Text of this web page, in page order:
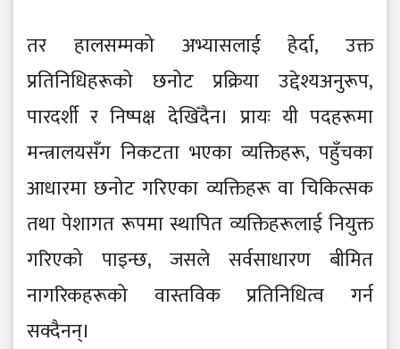
तर हालसम्मको अभ्यासलाई हेर्दा, उक्त
प्रतिनिधिहरूको छनोट प्रक्रिया उद्देश्यअनुरूप,
पारदर्शी र निष्पक्ष देखिँदैन। प्रायः यी पदहरूमा
मन्त्रालयसँग निकटता भएका व्यक्तिहरू, पहुँचका
आधारमा छनोट गरिएका व्यक्तिहरू वा चिकित्सक
तथा पेशागत रूपमा स्थापित व्यक्तिहरूलाई नियुक्त
गरिएको पाइन्छ, जसले सर्वसाधारण बीमित
नागरिकहरूको वास्तविक प्रतिनिधित्व गर्न
सक्दैनन्।